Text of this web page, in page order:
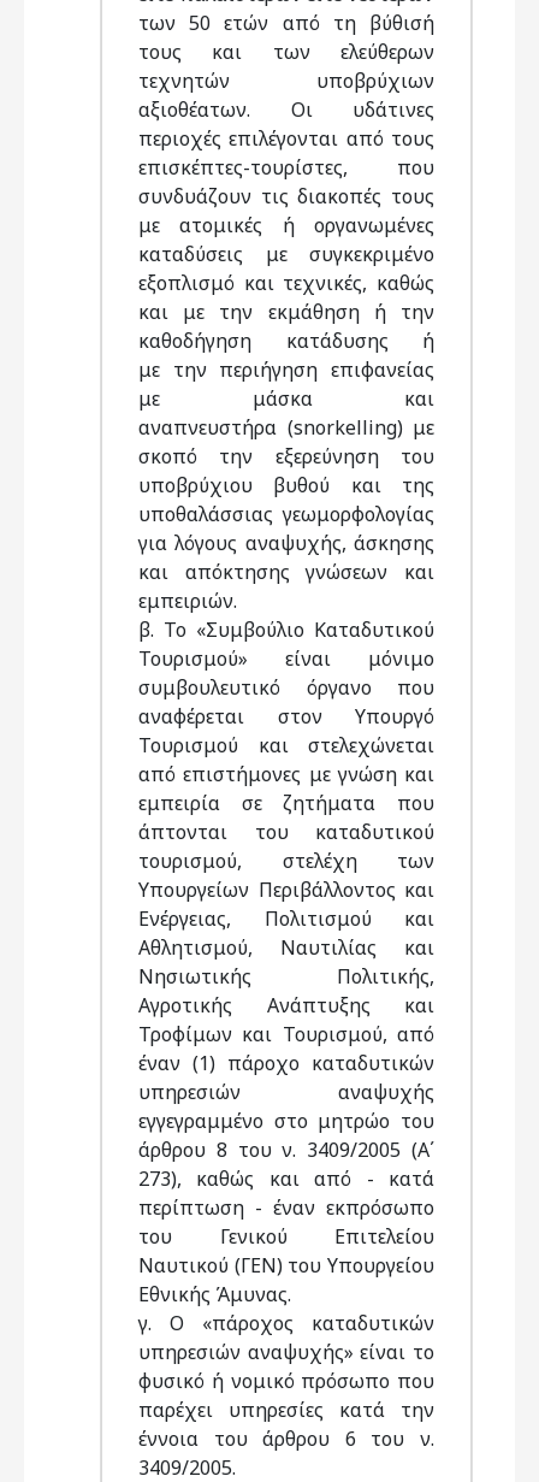
των 50 ετών από τη βύθισή
τους και των ελεύθερων
τεχνητών υποβρύχιων
αξιοθέατων. Οι υδάτινες
περιοχές επιλέγονται από τους
επισκέπτες-τουρίστες, που
συνδυάζουν τις διακοπές τους
με ατομικές ή οργανωμένες
καταδύσεις με συγκεκριμένο
εξοπλισμό και τεχνικές, καθώς
και με την εκμάθηση ή την
καθοδήγηση κατάδυσης ή
με την περιήγηση επιφανείας
με μάσκα και
αναπνευστήρα (snorkelling) με
σκοπό την εξερεύνηση του
υποβρύχιου βυθού και της
υποθαλάσσιας γεωμορφολογίας
για λόγους αναψυχής, άσκησης
και απόκτησης γνώσεων και
εμπειριών.
β. Το «Συμβούλιο Καταδυτικού
Τουρισμού» είναι μόνιμο
συμβουλευτικό όργανο που
αναφέρεται στον Υπουργό
Τουρισμού και στελεχώνεται
από επιστήμονες με γνώση και
εμπειρία σε ζητήματα που
άπτονται του καταδυτικού
τουρισμού, στελέχη των
Υπουργείων Περιβάλλοντος και
Ενέργειας, Πολιτισμού και
Αθλητισμού, Ναυτιλίας και
Νησιωτικής Πολιτικής,
Αγροτικής Ανάπτυξης και
Τροφίμων και Τουρισμού, από
έναν (1) πάροχο καταδυτικών
υπηρεσιών αναψυχής
εγγεγραμμένο στο μητρώο του
άρθρου 8 του ν. 3409/2005 (Α΄
273), καθώς και από - κατά
περίπτωση - έναν εκπρόσωπο
του Γενικού Επιτελείου
Ναυτικού (ΓΕΝ) του Υπουργείου
Εθνικής Άμυνας.
γ. Ο «πάροχος καταδυτικών
υπηρεσιών αναψυχής» είναι το
φυσικό ή νομικό πρόσωπο που
παρέχει υπηρεσίες κατά την
έννοια του άρθρου 6 του ν.
3409/2005.